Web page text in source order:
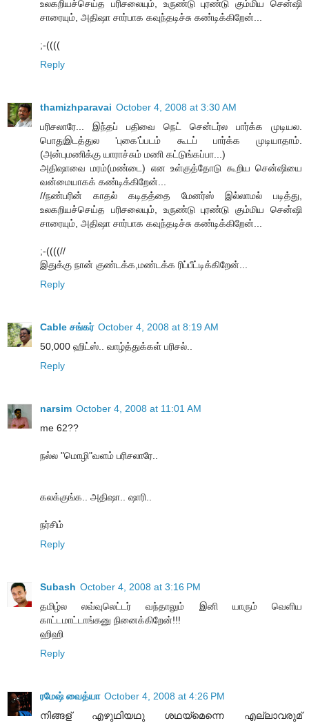
உலகறியச்செய்த பரிசலையும், உருண்டு புரண்டு கும்மிய சென்ஷி
சாரையும், அதிஷா சார்பாக கவுந்தடிச்சு கண்டிக்கிறேன்...
;-((((
Reply
thamizhparavai October 4, 2008 at 3:30 AM
பரிசலாரே... இந்தப் பதிவை நெட் சென்டர்ல பார்க்க முடியல.
பொதுஇடத்துல 'புகை'ப்படம் கூடப் பார்க்க முடியாதாம்.
(அன்புமணிக்கு யாராச்சும் மணி கட்டுங்கப்பா...)
அதிஷாவை மரம்(மண்டை) என உள்குத்தோடு கூறிய சென்ஷியை
வன்மையாகக் கண்டிக்கிறேன்...
//நண்பரின் காதல் கடிதத்தை மேனர்ஸ் இல்லாமல் படித்து,
உலகறியச்செய்த பரிசலையும், உருண்டு புரண்டு கும்மிய சென்ஷி
சாரையும், அதிஷா சார்பாக கவுந்தடிச்சு கண்டிக்கிறேன்...
;-((((//
இதுக்கு நான் குண்டக்க,மண்டக்க ரிப்பீட்டிக்கிறேன்...
Reply
Cable சங்கர் October 4, 2008 at 8:19 AM
50,000 ஹிட்ஸ்.. வாழ்த்துக்கள் பரிசல்..
Reply
narsim October 4, 2008 at 11:01 AM
me 62??
நல்ல "மொழி"வளம் பரிசலாரே..
கலக்குங்க.. அதிஷா.. ஷாரி..
நர்சிம்
Reply
Subash October 4, 2008 at 3:16 PM
தமிழ்ல லவ்வுலெட்டர் வந்தாலும் இனி யாரும் வெளிய
காட்டமாட்டாங்கனு நினைக்கிறேன்!!!
ஹிஹி
Reply
ரமேஷ் வைத்யா October 4, 2008 at 4:26 PM
നിങ്ങള് എഴുഥിയഥു ശഥയ്മെന്നെ എല്ലാവരുമ്